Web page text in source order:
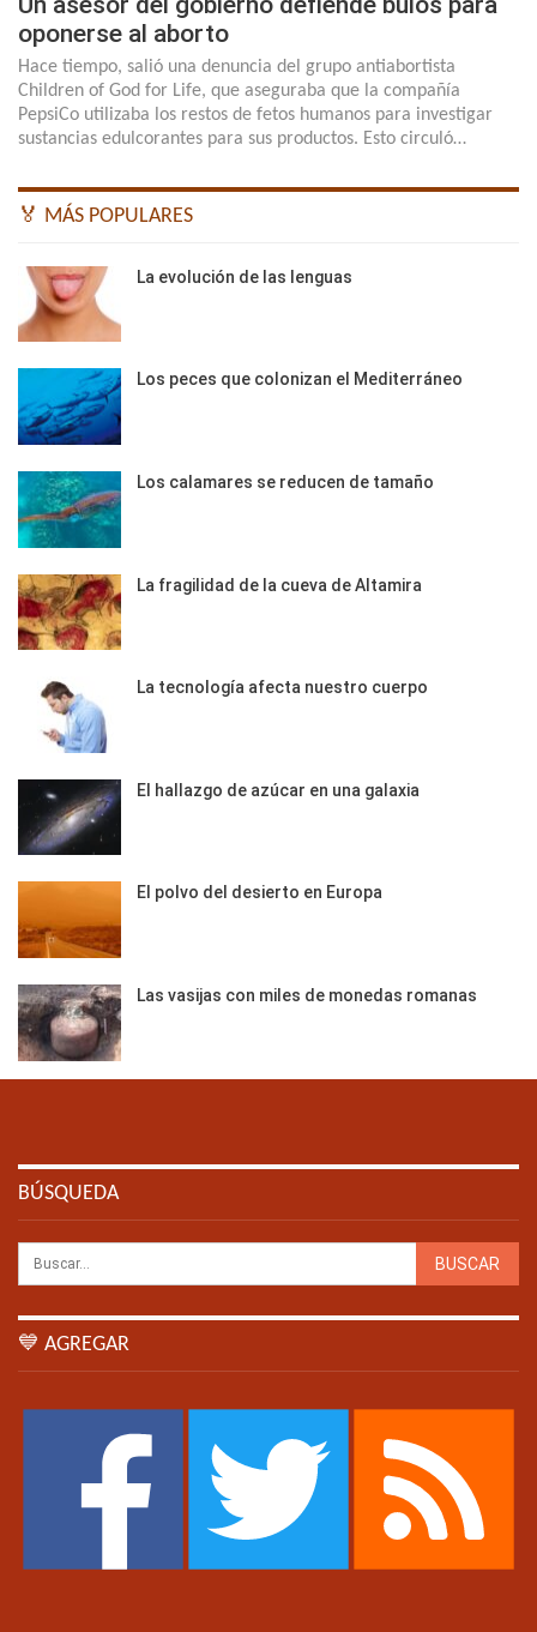
oponerse al aborto
Hace tiempo, salió una denuncia del grupo antiabortista
Children of God for Life, que aseguraba que la compañía
PepsiCo utilizaba los restos de fetos humanos para investigar
sustancias edulcorantes para sus productos. Esto circuló…
🏅 MÁS POPULARES
La evolución de las lenguas
Los peces que colonizan el Mediterráneo
Los calamares se reducen de tamaño
La fragilidad de la cueva de Altamira
La tecnología afecta nuestro cuerpo
El hallazgo de azúcar en una galaxia
El polvo del desierto en Europa
Las vasijas con miles de monedas romanas
BÚSQUEDA
💙 AGREGAR